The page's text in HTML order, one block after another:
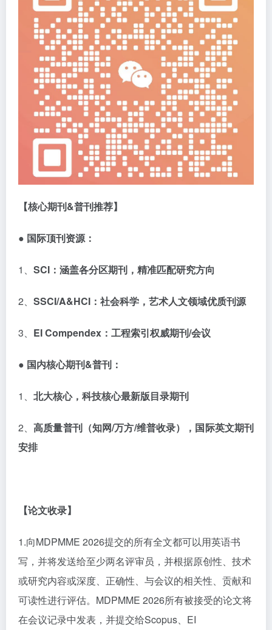
【核心期刊&普刊推荐】
● 国际顶刊资源：
1、 SCI ：涵盖各分区期刊，精准匹配研究方向
2、 SSCI/A&HCI ：社会科学，艺术人文领域优质刊源
3、 EI Compendex ：工程索引权威期刊/会议
● 国内核心期刊&普刊：
1、 北大核心，科技核心最新版目录期刊
2、高质量普刊（知网/万方/维普收录），国际英文期刊
安排
【论文收录】
1.向MDPMME 2026提交的所有全文都可以用英语书
写，并将发送给至少两名评审员，并根据原创性、技术
或研究内容或深度、正确性、与会议的相关性、贡献和
可读性进行评估。MDPMME 2026所有被接受的论文将
在会议记录中发表，并提交给Scopus、EI